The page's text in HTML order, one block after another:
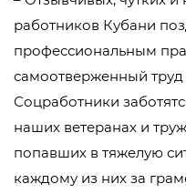
работников Кубани
профессиональным
самоотверженный труд
Соцработники
наших ветеранах и
попавших в тяжелую
каждому из них за